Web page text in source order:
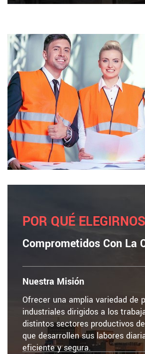
POR QUÉ ELEGIRNOS
Comprometidos Con La
Nuestra Misión
Ofrecer una amplia variedad de
industriales dirigidos a los
distintos sectores productivos
que desarrollen sus labores
eficiente y segura.